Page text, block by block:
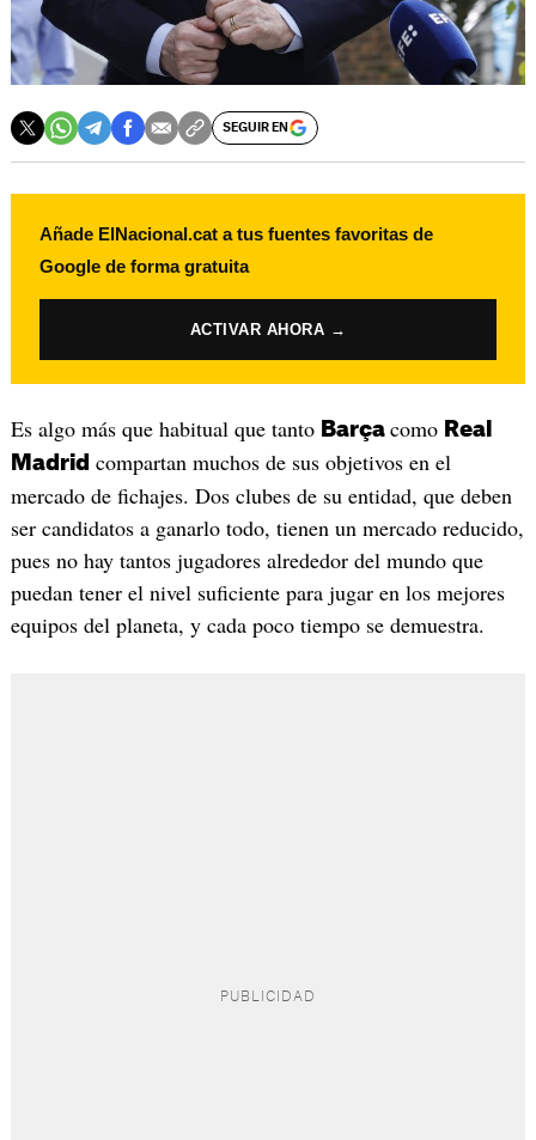
SEGUIR EN
Añade ElNacional.cat a tus fuentes favoritas de
Google de forma gratuita
ACTIVAR AHORA →
Es algo más que habitual que tanto Barça como Real
Madrid compartan muchos de sus objetivos en el
mercado de fichajes. Dos clubes de su entidad, que deben
ser candidatos a ganarlo todo, tienen un mercado reducido,
pues no hay tantos jugadores alrededor del mundo que
puedan tener el nivel suficiente para jugar en los mejores
equipos del planeta, y cada poco tiempo se demuestra.